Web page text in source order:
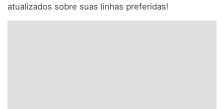
atualizados sobre suas linhas preferidas!